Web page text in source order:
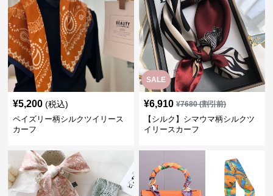
¥5,200 (税込)
ペイズリー柄シルクツイリース
カーフ
SALE
¥6,910 ¥7680(割引前)
【シルク】シマウマ柄シルクツ
イリースカーフ